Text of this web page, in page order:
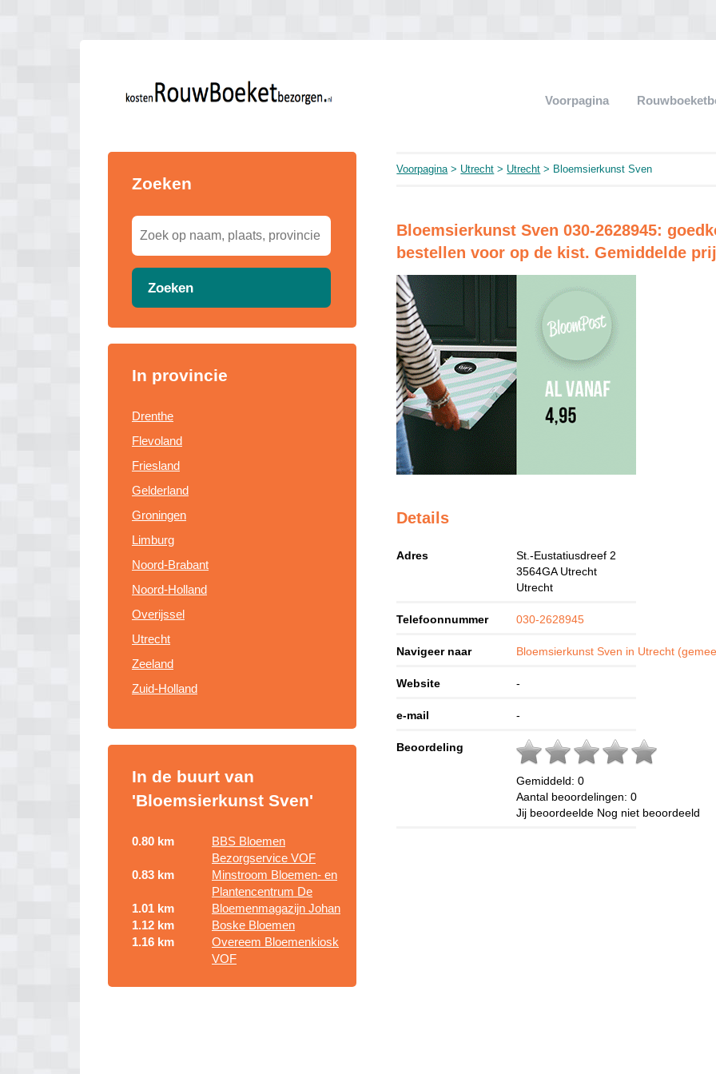
Voorpagina
Zoeken
Zoeken
In provincie
Drenthe
Flevoland
Friesland
Gelderland
Groningen
Limburg
Noord-Brabant
Noord-Holland
Overijssel
Utrecht
Zeeland
Zuid-Holland
In de buurt van
'Bloemsierkunst Sven'
0.80 km
BBS Bloemen
Bezorgservice VOF
0.83 km
Minstroom Bloemen- en
Plantencentrum De
1.01 km
Bloemenmagazijn Johan
1.12 km
Boske Bloemen
1.16 km
Overeem Bloemenkiosk
VOF
Voorpagina> Utrecht > Utrecht > Bloemsierkunst Sven
Bloemsierkunst Sven 030-2628945:
bestellen voor op de kist. Gemiddelde
Details
Adres
St.-Eustatiusdreef 2
3564GA Utrecht
Utrecht
Telefoonnummer 030-2628945
Navigeer naar Bloemsierkunst Sven in Utrecht
Website -
e-mail -
Beoordeling
Gemiddeld:0
Aantal beoordelingen:0
Jij beoordeelde Nog niet beoordeeld